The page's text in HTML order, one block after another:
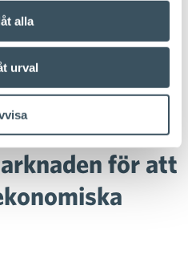
alla
urval
regeringens
Lättare
och
för att